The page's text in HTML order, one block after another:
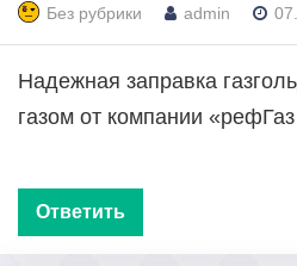
Без рубрики admin
Надежная заправка
газом от компании
Ответить